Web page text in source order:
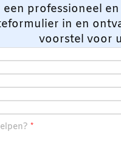
een professioneel
in en
voorstel voor